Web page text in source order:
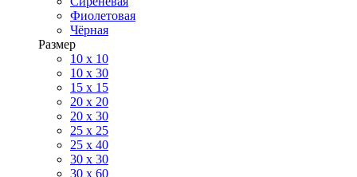
Фиолетовая
Чёрная
Размер
10 х 10
10 x 30
15 x 15
20 х 20
20 x 30
25 x 25
25 x 40
30 x 30
30 х 60